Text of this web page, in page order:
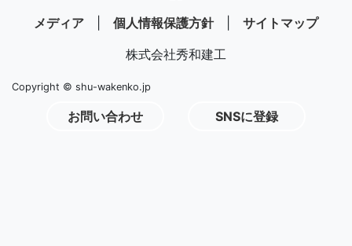
メディア 個人情報保護方針| サイトマップ
株式会社秀和建工
Copyright © shu-wakenko.jp
お問い合わせ SNSに登録